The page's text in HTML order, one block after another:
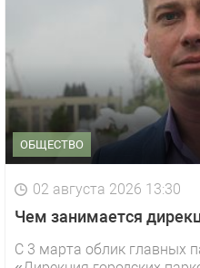
ОБЩЕСТВО
02 августа 2026 13:30
Чем занимается
С 3 марта облик главных